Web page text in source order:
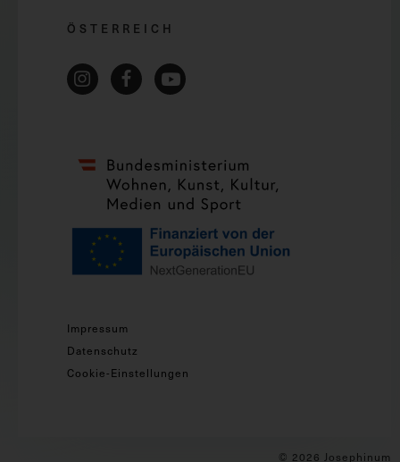
ÖSTERREICH
Impressum
Datenschutz
Cookie-Einstellungen
© 2026 Josephinum